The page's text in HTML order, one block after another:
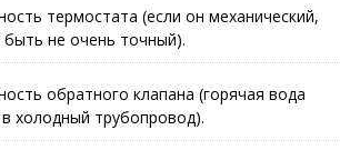
термостата (если он механический,
не очень точный).
обратного клапана (горячая вода
холодный трубопровод).